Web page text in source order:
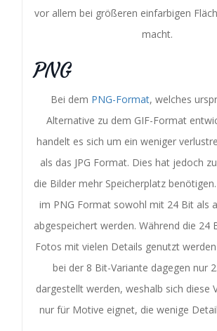
vor allem bei größeren einfarbigen
macht.
PNG
Bei dem PNG-Format, welches
Alternative zu dem GIF-Format
handelt es sich um ein weniger
als das JPG Format. Dies hat jedoch
die Bilder mehr Speicherplatz
im PNG Format sowohl mit 24 Bit als
abgespeichert werden. Während die 24
Fotos mit vielen Details genutzt
bei der 8 Bit-Variante dagegen nur
dargestellt werden, weshalb sich diese
nur für Motive eignet, die wenige